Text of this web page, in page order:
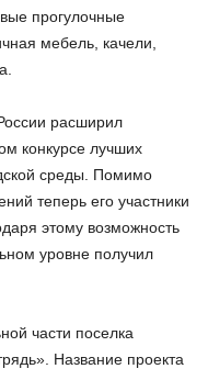
прогулочные
мебель, качели,
расширил
конкурсе лучших
среды. Помимо
теперь его участники
этому возможность
уровне получил
части поселка
Название проекта